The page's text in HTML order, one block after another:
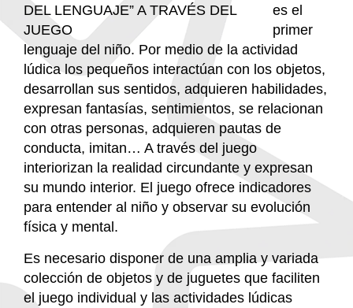
es el
primer
lenguaje del niño. Por medio de la actividad
lúdica los pequeños interactúan con los objetos,
desarrollan sus sentidos, adquieren habilidades,
expresan fantasías, sentimientos, se relacionan
con otras personas, adquieren pautas de
conducta, imitan… A través del juego
interiorizan la realidad circundante y expresan
su mundo interior. El juego ofrece indicadores
para entender al niño y observar su evolución
física y mental.
Es necesario disponer de una amplia y variada
colección de objetos y de juguetes que faciliten
el juego individual y las actividades lúdicas